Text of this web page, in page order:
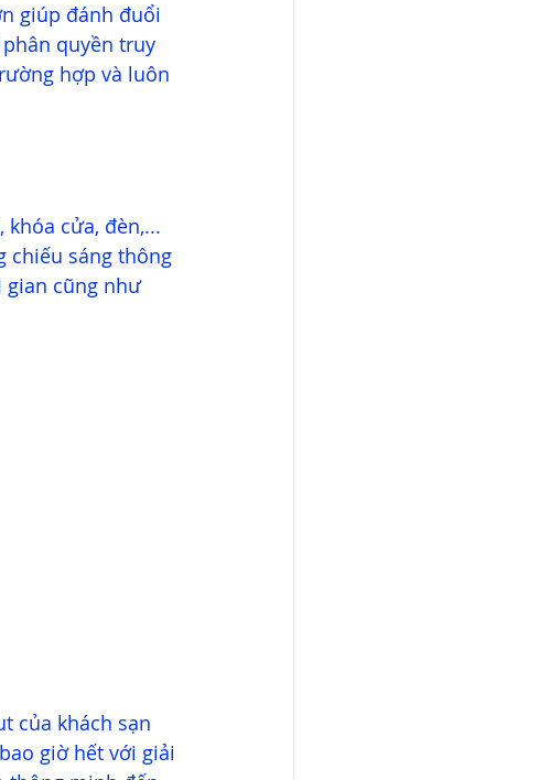
giúp đánh đuổi
quyền truy
hợp và luôn
cửa, đèn,...
chiếu sáng thông
gian cũng như
của khách sạn
giờ hết với giải